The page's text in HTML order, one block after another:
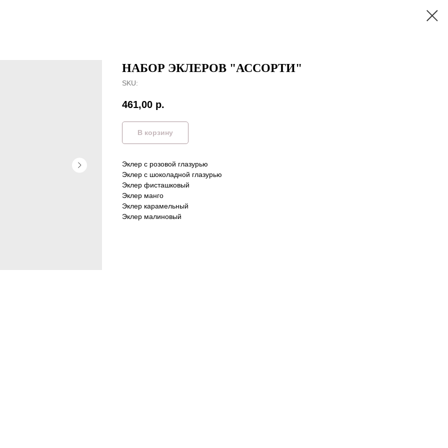
НАБОР ЭКЛЕРОВ "АССОРТИ"
SKU:
461,00 р.
В корзину
Эклер с розовой глазурью
Эклер с шоколадной глазурью
Эклер фисташковый
Эклер манго
Эклер карамельный
Эклер малиновый